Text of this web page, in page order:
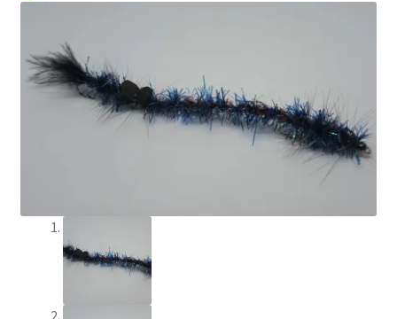
Min Konto
Om Flychef/Impressum